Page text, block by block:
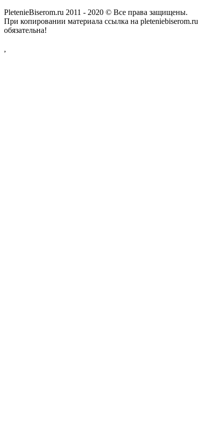
PletenieBiserom.ru 2011 - 2020 © Все права защищены.
При копировании материала ссылка на pleteniebiserom.ru
обязательна!
,